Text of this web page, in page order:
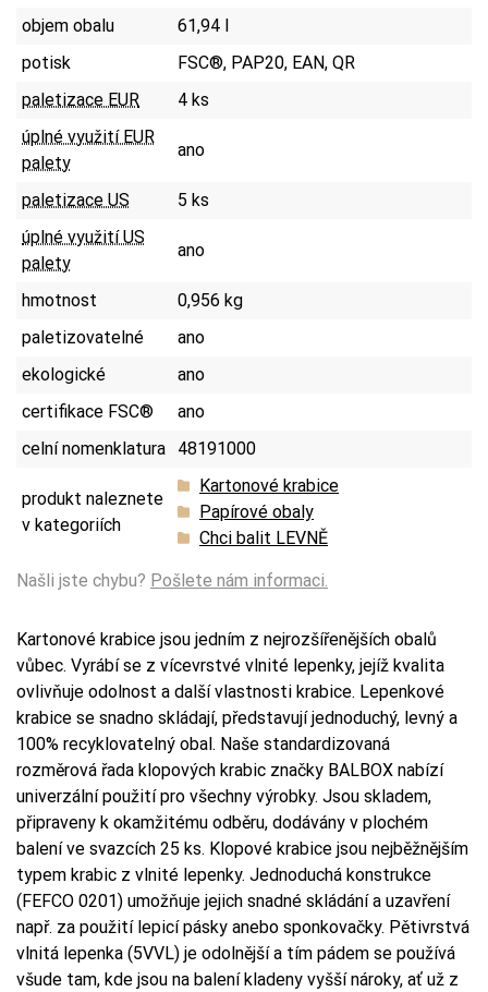
objem obalu
61,94 l
potisk
FSC®, PAP20, EAN, QR
paletizace EUR
4 ks
úplné využití EUR
palety
ano
paletizace US
5 ks
úplné využití US
palety
ano
hmotnost
0,956 kg
paletizovatelné
ano
ekologické
ano
certifikace FSC®
ano
celní nomenklatura
48191000
produkt naleznete
v kategoriích
Kartonové krabice
Papírové obaly
Chci balit LEVNĚ
Našli jste chybu? Pošlete nám informaci.
Kartonové krabice jsou jedním z nejrozšířenějších obalů
vůbec. Vyrábí se z vícevrstvé vlnité lepenky, jejíž kvalita
ovlivňuje odolnost a další vlastnosti krabice. Lepenkové
krabice se snadno skládají, představují jednoduchý, levný a
100% recyklovatelný obal. Naše standardizovaná
rozměrová řada klopových krabic značky BALBOX nabízí
univerzální použití pro všechny výrobky. Jsou skladem,
připraveny k okamžitému odběru, dodávány v plochém
balení ve svazcích 25 ks. Klopové krabice jsou nejběžnějším
typem krabic z vlnité lepenky. Jednoduchá konstrukce
(FEFCO 0201) umožňuje jejich snadné skládání a uzavření
např. za použití lepicí pásky anebo sponkovačky. Pětivrstvá
vlnitá lepenka (5VVL) je odolnější a tím pádem se používá
všude tam, kde jsou na balení kladeny vyšší nároky, ať už z